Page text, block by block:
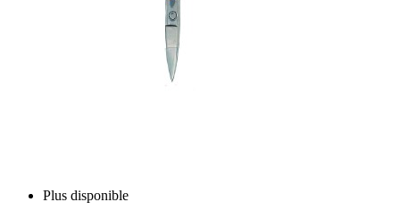
Plus disponible